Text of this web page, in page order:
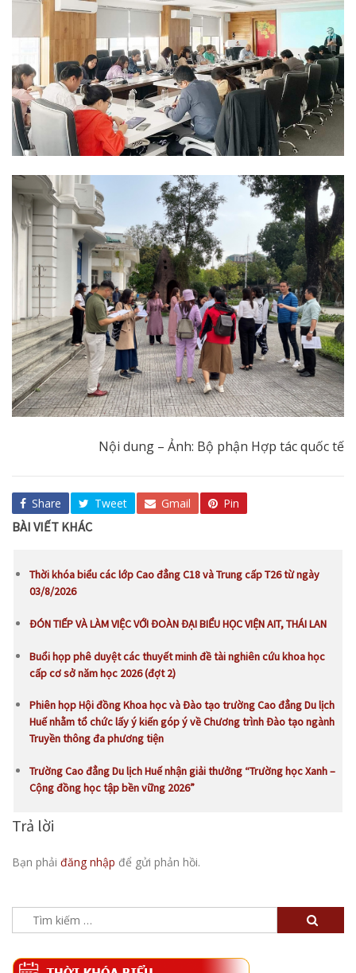
Nội dung – Ảnh: Bộ phận Hợp tác quốc tế
Share Tweet Gmail Pin
BÀI VIẾT KHÁC
Thời khóa biểu các lớp Cao đẳng C18 và Trung cấp T26 từ ngày
03/8/2026
ĐÓN TIẾP VÀ LÀM VIỆC VỚI ĐOÀN ĐẠI BIỂU HỌC VIỆN AIT, THÁI LAN
Buổi họp phê duyệt các thuyết minh đề tài nghiên cứu khoa học
cấp cơ sở năm học 2026 (đợt 2)
Phiên họp Hội đồng Khoa học và Đào tạo trường Cao đẳng Du lịch
Huế nhằm tổ chức lấy ý kiến góp ý về Chương trình Đào tạo ngành
Truyền thông đa phương tiện
Trường Cao đẳng Du lịch Huế nhận giải thưởng “Trường học Xanh –
Cộng đồng học tập bền vững 2026”
Trả lời
Bạn phải đăng nhập để gửi phản hồi.
kiếm